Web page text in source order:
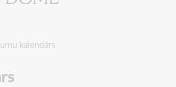
kalendārs